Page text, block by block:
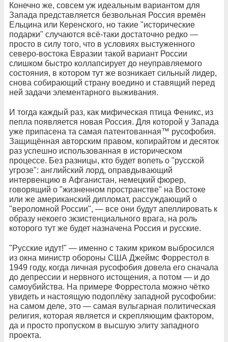
Конечно же, совсем уж идеальным вариантом для
Запада представляется безвольная Россия времён
Ельцина или Керенского, но такие "исторические
подарки" случаются всё-таки достаточно редко —
просто в силу того, что в условиях выстуженного
северо-востока Евразии такой вариант России
слишком быстро коллапсирует до неуправляемого
состояния, в котором тут же возникает сильный лидер,
снова собирающий страну воедино и ставящий перед
ней задачи элементарного выживания.
И тогда каждый раз, как мифическая птица Феникс, из
пепла появляется новая Россия. Для которой у Запада
уже припасена та самая патентованная™ русофобия.
Защищённая авторским правом, копирайтом и десяток
раз успешно использованная в историческом
процессе. Без разницы, кто будет вопеть о "русской
угрозе": английский лорд, оправдывающий
интервенцию в Афганистан, немецкий фюрер,
говорящий о "жизненном пространстве" на Востоке
или же американский дипломат, рассуждающий о
"вероломной России", — все они будут апеллировать к
образу некоего экзистенциального врага, на роль
которого тут же будет назначена Россия и русские.
"Русские идут!" — именно с таким криком выбросился
из окна министр обороны США Джеймс Форрестол в
1949 году, когда личная русофобия довела его сначала
до депрессии и нервного истощения, а потом — и до
самоубийства. На примере Форрестола можно чётко
увидеть и настоящую подоплёку западной русофобии:
на самом деле, это — самая вульгарная политическая
религия, которая является и скрепляющим фактором,
да и просто пропуском в высшую элиту западного
проекта.